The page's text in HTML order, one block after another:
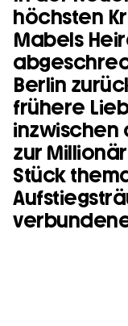
höchsten
Mabels
Berlin
frühere
inzwischen
zur
Stück